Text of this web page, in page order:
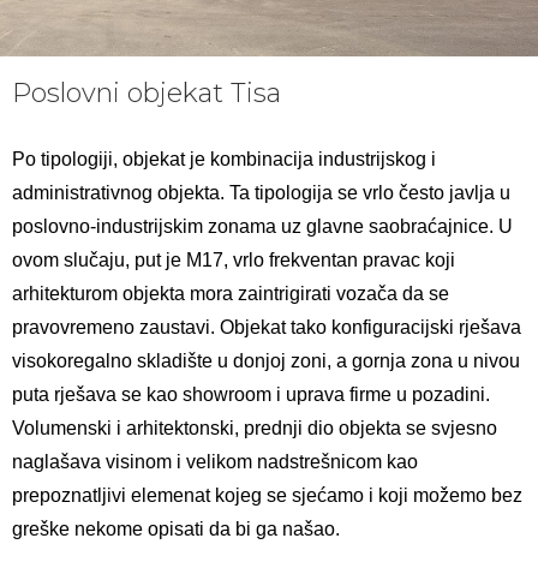
Poslovni objekat Tisa
Po tipologiji, objekat je kombinacija industrijskog i
administrativnog objekta. Ta tipologija se vrlo često javlja u
poslovno-industrijskim zonama uz glavne saobraćajnice. U
ovom slučaju, put je M17, vrlo frekventan pravac koji
arhitekturom objekta mora zaintrigirati vozača da se
pravovremeno zaustavi. Objekat tako konfiguracijski rješava
visokoregalno skladište u donjoj zoni, a gornja zona u nivou
puta rješava se kao showroom i uprava firme u pozadini.
Volumenski i arhitektonski, prednji dio objekta se svjesno
naglašava visinom i velikom nadstrešnicom kao
prepoznatljivi elemenat kojeg se sjećamo i koji možemo bez
greške nekome opisati da bi ga našao.